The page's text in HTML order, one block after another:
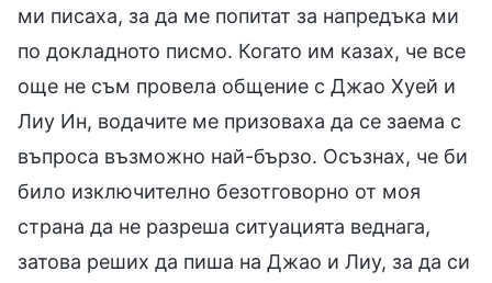
ми писаха, за да ме попитат за напредъка ми
по докладното писмо. Когато им казах, че все
още не съм провела общение с Джао Хуей и
Лиу Ин, водачите ме призоваха да се заема с
въпроса възможно най-бързо. Осъзнах, че би
било изключително безотговорно от моя
страна да не разреша ситуацията веднага,
затова реших да пиша на Джао и Лиу, за да си